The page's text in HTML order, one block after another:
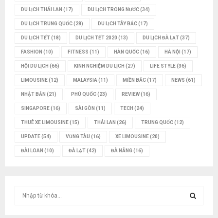
DU LỊCH THÁI LAN (17) DU LỊCH TRONG NƯỚC(34)
DU LỊCH TRUNG QUỐC(28) DU LỊCH TÂY BẮC(17)
DU LỊCH TẾT(18) DU LỊCH TẾT 2020 (13) DU LỊCH ĐÀ LẠT(37)
FASHION (10) FITNESS (11) HÀN QUỐC(16) HÀ NỘI (17)
HỘI DU LỊCH (66) KINH NGHIỆM DU LỊCH (27) LIFE STYLE(36)
LIMOUSINE(12) MALAYSIA(11) MIỀN BẮC(17) NEWS (61)
NHẬT BẢN (21) PHÚ QUỐC(23) REVIEW(16)
SINGAPORE(16) SÀI GÒN (11) TECH (24)
THUÊ XE LIMOUSINE(15) THÁI LAN (26) TRUNG QUỐC(12)
UPDATE(54) VŨNG TÀU (16) XE LIMOUSINE(20)
ĐÀI LOAN (10) ĐÀ LẠT(42) ĐÀ NẴNG (16)